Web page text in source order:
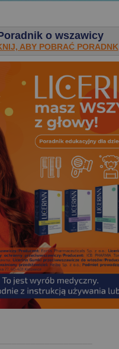
o wszawicy
ABY POBRAĆ PORADNK